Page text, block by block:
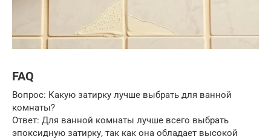
FAQ
Вопрос: Какую затирку лучше выбрать для ванной
комнаты?
Ответ: Для ванной комнаты лучше всего выбрать
эпоксидную затирку, так как она обладает высокой